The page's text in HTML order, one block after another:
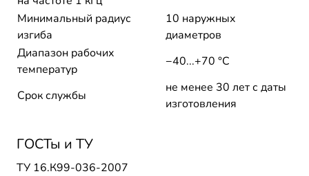
Минимальный радиус
изгиба
10 наружных
диаметров
Диапазон рабочих
температур
−40...+70 °C
Срок службы
не менее 30 лет с даты
изготовления
ГОСТы и ТУ
ТУ 16.К99-036-2007